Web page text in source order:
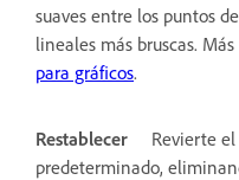
suaves entre los puntos
lineales más bruscas.
para gráficos.
Restablecer
Revierte
predeterminado,